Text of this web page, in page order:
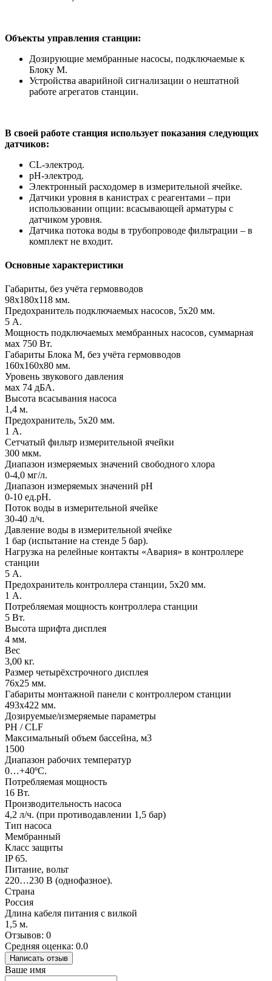
Объекты управления станции:
Дозирующие мембранные насосы, подключаемые к
Блоку М.
Устройства аварийной сигнализации о нештатной
работе агрегатов станции.
В своей работе станция использует показания следующих
датчиков:
CL-электрод.
рН-электрод.
Электронный расходомер в измерительной ячейке.
Датчики уровня в канистрах с реагентами – при
использовании опции: всасывающей арматуры с
датчиком уровня.
Датчика потока воды в трубопроводе фильтрации – в
комплект не входит.
Основные характеристики
Габариты, без учёта гермовводов
98х180х118 мм.
Предохранитель подключаемых насосов, 5х20 мм.
5 А.
Мощность подключаемых мембранных насосов, суммарная
мах 750 Вт.
Габариты Блока М, без учёта гермовводов
160х160х80 мм.
Уровень звукового давления
мах 74 дБА.
Высота всасывания насоса
1,4 м.
Предохранитель, 5х20 мм.
1 А.
Сетчатый фильтр измерительной ячейки
300 мкм.
Диапазон измеряемых значений свободного хлора
0-4,0 мг/л.
Диапазон измеряемых значений pH
0-10 ед.рН.
Поток воды в измерительной ячейке
30-40 л/ч.
Давление воды в измерительной ячейке
1 бар (испытание на стенде 5 бар).
Нагрузка на релейные контакты «Авария» в контроллере
станции
5 А.
Предохранитель контроллера станции, 5х20 мм.
1 А.
Потребляемая мощность контроллера станции
5 Вт.
Высота шрифта дисплея
4 мм.
Вес
3,00 кг.
Размер четырёхстрочного дисплея
76х25 мм.
Габариты монтажной панели с контроллером станции
493х422 мм.
Дозируемые/измеряемые параметры
PH / CLF
Максимальный объем бассейна, м3
1500
Диапазон рабочих температур
0…+40ºС.
Потребляемая мощность
16 Вт.
Производительность насоса
4,2 л/ч. (при противодавлении 1,5 бар)
Тип насоса
Мембранный
Класс защиты
IP 65.
Питание, вольт
220…230 В (однофазное).
Страна
Россия
Длина кабеля питания с вилкой
1,5 м.
Отзывов: 0
Средняя оценка: 0.0
Написать отзыв
Ваше имя